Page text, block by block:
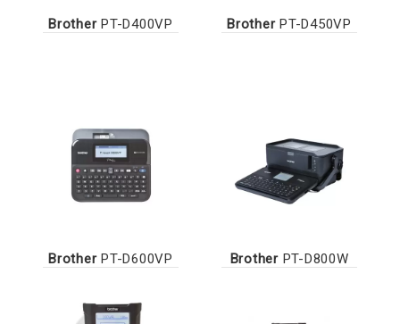
BrotherPT-D400VP BrotherPT-D450VP
BrotherPT-D600VP BrotherPT-D800W